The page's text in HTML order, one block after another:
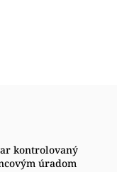
kontrolovaný
úradom